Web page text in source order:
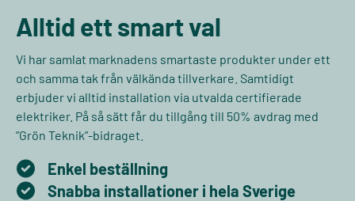
Alltid ett smart val
Vi har samlat marknadens smartaste produkter under ett
och samma tak från välkända tillverkare. Samtidigt
erbjuder vi alltid installation via utvalda certifierade
elektriker. På så sätt får du tillgång till 50% avdrag med
”Grön Teknik”-bidraget.
Enkel beställning
Snabba installationer i hela Sverige